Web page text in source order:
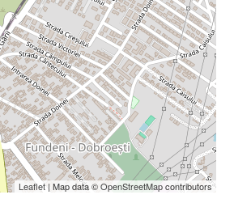
Leaflet | Map data ©OpenStreetMapcontributors